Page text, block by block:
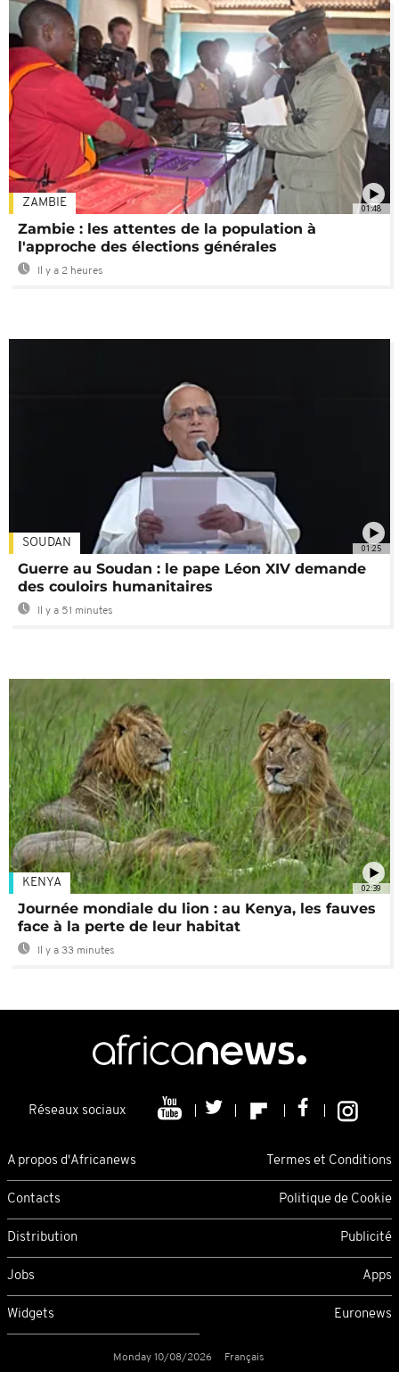
01:48
ZAMBIE
Zambie : les attentes de la population à
l'approche des élections générales
Il y a 2 heures
01:25
SOUDAN
Guerre au Soudan : le pape Léon XIV demande
des couloirs humanitaires
Il y a 51 minutes
02:39
KENYA
Journée mondiale du lion : au Kenya, les fauves
face à la perte de leur habitat
Il y a 33 minutes
Réseaux sociaux
A propos d'Africanews Termes et Conditions
Contacts Politique de Cookie
Distribution Publicité
Jobs Apps
Widgets Euronews
Monday 10/08/2026